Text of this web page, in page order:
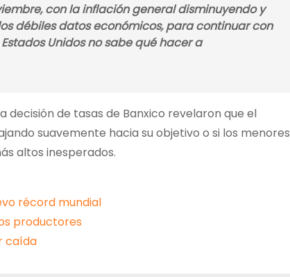
con la inflación general disminuyendo y
débiles datos económicos, para continuar con
Unidos no sabe qué hacer a
decisión de tasas de Banxico revelaron que el
suavemente hacia su objetivo o si los menores
altos inesperados.
récord mundial
productores
caída